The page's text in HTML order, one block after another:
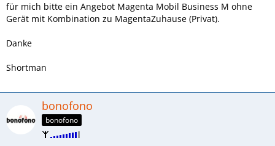
für mich bitte ein Angebot Magenta Mobil Business M ohne
Gerät mit Kombination zu MagentaZuhause (Privat).
Danke
Shortman
bonofono
bonofono